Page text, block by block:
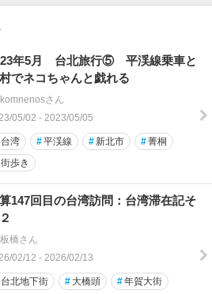
年5月 台北旅行⑤ 平渓線乗車と
でネコちゃんと戯れる
さん
05/02 - 2023/05/05
台湾 #平渓線 #新北市 #菁桐
街歩き
147回目の台湾訪問：台湾滞在記そ
橋さん
02/12 - 2026/02/13
台北地下街 # 大橋頭 #年賀大街